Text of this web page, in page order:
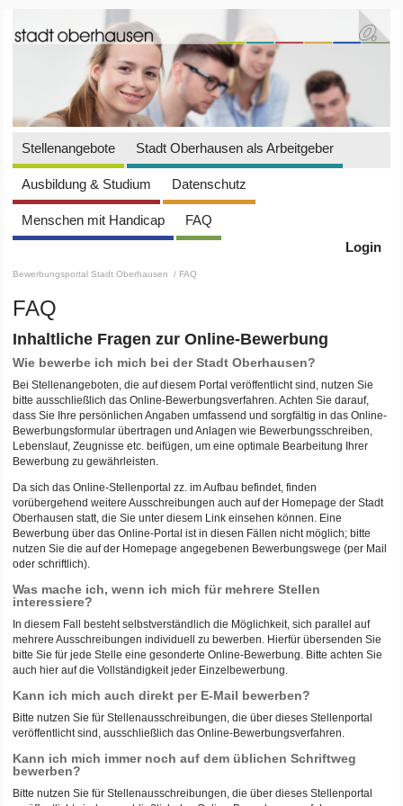
Stellenangebote Stadt Oberhausen als Arbeitgeber
Ausbildung & Studium Datenschutz
Menschen mit Handicap
FAQ
Login
Bewerbungsportal Stadt Oberhausen / FAQ
FAQ
Inhaltliche Fragen zur Online-Bewerbung
Wie bewerbe ich mich bei der Stadt Oberhausen?
Bei Stellenangeboten, die auf diesem Portal veröffentlicht sind, nutzen Sie
bitte ausschließlich das Online-Bewerbungsverfahren. Achten Sie darauf,
dass Sie Ihre persönlichen Angaben umfassend und sorgfältig in das Online-
Bewerbungsformular übertragen und Anlagen wie Bewerbungsschreiben,
Lebenslauf, Zeugnisse etc. beifügen, um eine optimale Bearbeitung Ihrer
Bewerbung zu gewährleisten.
Da sich das Online-Stellenportal zz. im Aufbau befindet, finden
vorübergehend weitere Ausschreibungen auch auf der Homepage der Stadt
Oberhausen statt, die Sie unter diesem Link einsehen können. Eine
Bewerbung über das Online-Portal ist in diesen Fällen nicht möglich; bitte
nutzen Sie die auf der Homepage angegebenen Bewerbungswege (per Mail
oder schriftlich).
Was mache ich, wenn ich mich für mehrere Stellen
interessiere?
In diesem Fall besteht selbstverständlich die Möglichkeit, sich parallel auf
mehrere Ausschreibungen individuell zu bewerben. Hierfür übersenden Sie
bitte Sie für jede Stelle eine gesonderte Online-Bewerbung. Bitte achten Sie
auch hier auf die Vollständigkeit jeder Einzelbewerbung.
Kann ich mich auch direkt per E-Mail bewerben?
Bitte nutzen Sie für Stellenausschreibungen, die über dieses Stellenportal
veröffentlicht sind, ausschließlich das Online-Bewerbungsverfahren.
Kann ich mich immer noch auf dem üblichen Schriftweg
bewerben?
Bitte nutzen Sie für Stellenausschreibungen, die über dieses Stellenportal